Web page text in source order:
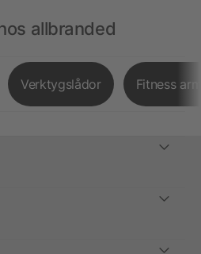
allbranded
Verktygslådor Fitness